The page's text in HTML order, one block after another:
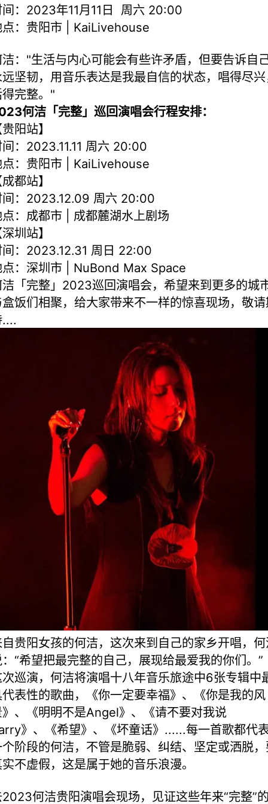
间：2023年11月11日 周六 20:00
点：贵阳市 | KaiLivehouse
："生活与内心可能会有些许矛盾，但要告诉自
坚韧，用音乐表达是我最自信的状态，唱得尽
完整。"
何洁「完整」巡回演唱会行程安排：
阳站】
：2023.11.11 周六 20:00
点：贵阳市 | KaiLivehouse
都站】
间：2023.12.09 周六 20:00
：成都市 | 成都麓湖水上剧场
圳站】
间：2023.12.31 周日 22:00
点：深圳市 | NuBond Max Space
「完整」2023巡回演唱会，希望来到更多的城
饭们相聚，给大家带来不一样的惊喜现场，敬
贵阳女孩的何洁，这次来到自己的家乡开唱，
“希望把最完整的自己，展现给最爱我的你们。”
巡演，何洁将演唱十八年音乐旅途中6张专辑中
表性的歌曲，《你一定要幸福》、《你是我的风
、《明明不是Angel》、《请不要对我说
》、《希望》、《坏童话》......每一首歌都代
阶段的何洁，不管是脆弱、纠结、坚定或洒脱
不虚假，这是属于她的音乐浪漫。
何洁贵阳演唱会现场，见证这些年来“完整”